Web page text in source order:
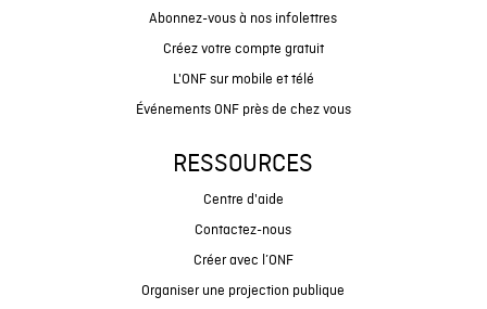
Abonnez-vous à nos infolettres
Créez votre compte gratuit
L'ONF sur mobile et télé
Événements ONF près de chez vous
RESSOURCES
Centre d'aide
Contactez-nous
Créer avec l’ONF
Organiser une projection publique